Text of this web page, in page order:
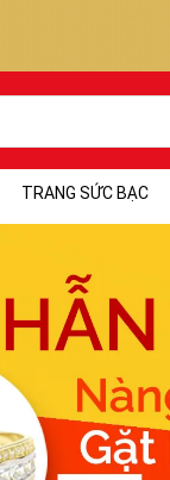
TRANG SỨC BẠC